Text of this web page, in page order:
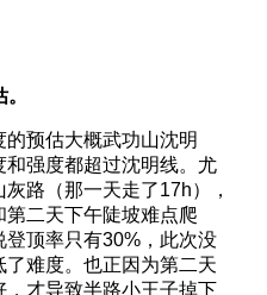
预估大概武功山沈明
强度都超过沈明线。尤
路（那一天走了17h），
第二天下午陡坡难点爬
登顶率只有30%，此次没
难度。也正因为第二天
才导致半路小王子掉下